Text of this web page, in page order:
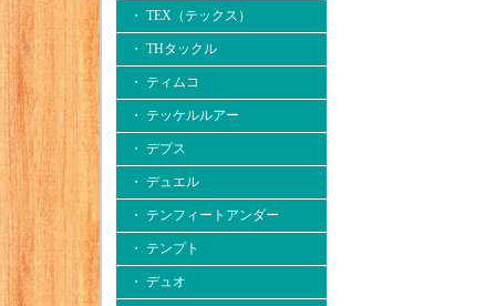
・ TEX（テックス）
・ THタックル
・ ティムコ
・ テッケルルアー
・ デプス
・ デュエル
・ テンフィートアンダー
・ テンプト
・ デュオ